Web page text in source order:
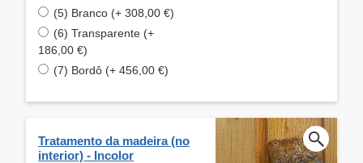
(5) Branco (+ 308,00 €)
(6) Transparente (+
186,00 €)
(7) Bordô (+ 456,00 €)
Tratamento da madeira (no
interior) - Incolor